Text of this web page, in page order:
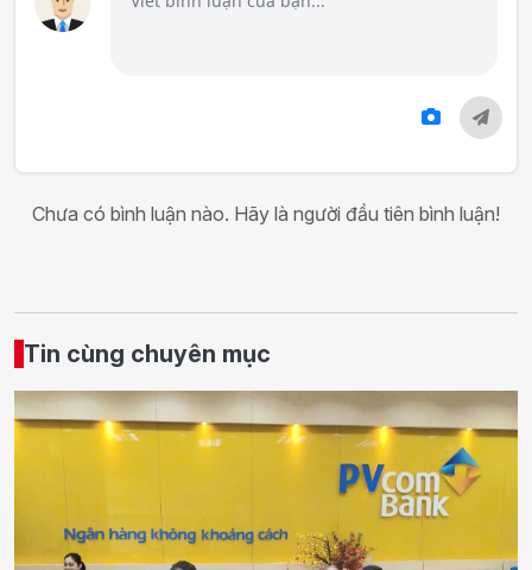
Chưa có bình luận nào. Hãy là người đầu tiên bình luận!
Tin cùng chuyên mục